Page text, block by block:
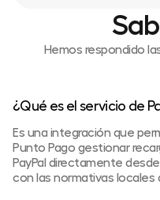
Hemos respondido
¿Qué es el servicio de
Es una integración que
Punto Pago gestionar
PayPal directamente
con las normativas locales